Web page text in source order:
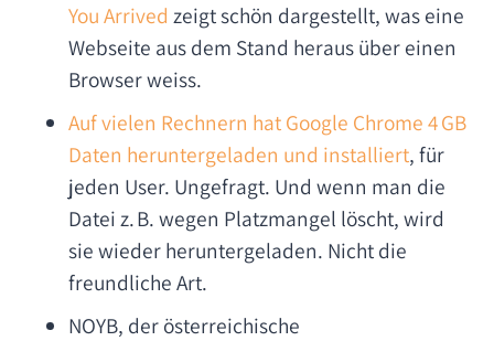
You Arrived zeigt schön dargestellt, was eine
Webseite aus dem Stand heraus über einen
Browser weiss.
Auf vielen Rechnern hat Google Chrome 4 GB
Daten heruntergeladen und installiert, für
jeden User. Ungefragt. Und wenn man die
Datei z. B. wegen Platzmangel löscht, wird
sie wieder heruntergeladen. Nicht die
freundliche Art.
NOYB, der österreichische